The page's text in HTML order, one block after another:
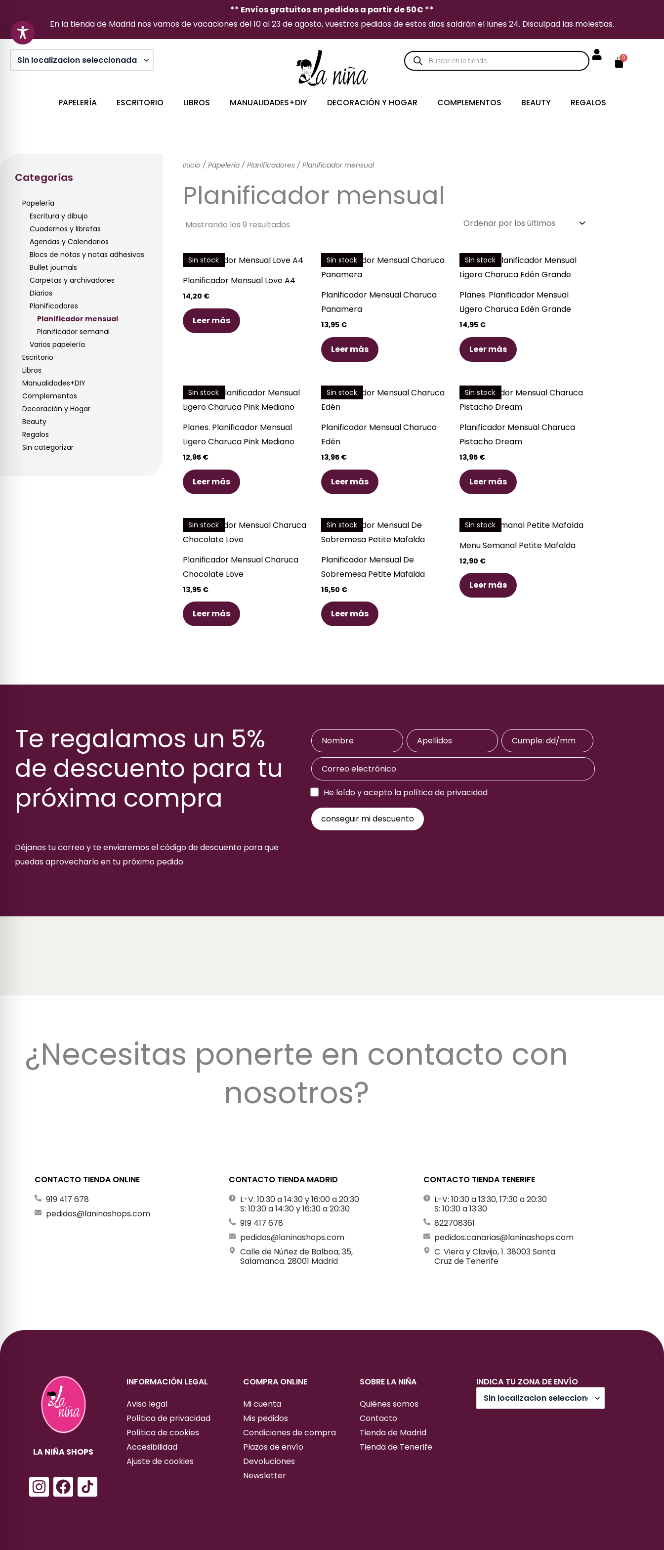
contenido
** Envíos gratuitos en pedidos a partir de 50€ **
En la tienda de Madrid nos vamos de vacaciones del 10 al 23 de agosto, vuestros pedidos de estos días saldrán el lunes 24. Disculpad las molestias.
Búsqueda
de
productos
0
Carrito
PAPELERÍA ESCRITORIO LIBROS MANUALIDADES+DIY DECORACIÓN Y HOGAR COMPLEMENTOS BEAUTY REGALOS
Categorías
Papelería
Escritura y dibujo
Cuadernos y libretas
Agendas y Calendarios
Blocs de notas y notas adhesivas
Bullet journals
Carpetas y archivadores
Diarios
Planificadores
Planificador mensual
Planificador semanal
Varios papelería
Escritorio
Libros
Manualidades+DIY
Complementos
Decoración y Hogar
Beauty
Regalos
Sin categorizar
Inicio / Papelería / Planificadores / Planificador mensual
Planificador mensual
Mostrando los 9 resultados
Sin stock
Planificador Mensual Love A4
14,20 €
Leer más
Sin stock
Planificador Mensual Charuca
Panamera
13,95 €
Leer más
Sin stock
Planes. Planificador Mensual
Ligero Charuca Edén Grande
14,95 €
Leer más
Sin stock
Planes. Planificador Mensual
Ligero Charuca Pink Mediano
12,95 €
Leer más
Sin stock
Planificador Mensual Charuca
Edén
13,95 €
Leer más
Sin stock
Planificador Mensual Charuca
Pistacho Dream
13,95 €
Leer más
Sin stock
Planificador Mensual Charuca
Chocolate Love
13,95 €
Leer más
Sin stock
Planificador Mensual De
Sobremesa Petite Mafalda
16,50 €
Leer más
Sin stock
Menu Semanal Petite Mafalda
12,90 €
Leer más
Te regalamos un 5%
de descuento para tu
próxima compra
Déjanos tu correo y te enviaremos el código de descuento para que
puedas aprovecharlo en tu próximo pedido.
He leído y acepto la política de privacidad
¿Necesitas ponerte en contacto con
nosotros?
CONTACTO TIENDA ONLINE
919 417 678
pedidos@laninashops.com
CONTACTO TIENDA MADRID
L-V: 10:30 a 14:30 y 16:00 a 20:30
S: 10:30 a 14:30 y 16:30 a 20:30
919 417 678
pedidos@laninashops.com
Calle de Núñez de Balboa, 35,
Salamanca. 28001 Madrid
CONTACTO TIENDA TENERIFE
L-V: 10:30 a 13:30, 17:30 a 20:30
S: 10:30 a 13:30
822708361
pedidos.canarias@laninashops.com
C. Viera y Clavijo, 1. 38003 Santa
Cruz de Tenerife
LA NIÑA SHOPS
I
n
F
a
INFORMACIÓN LEGAL
Aviso legal
Política de privacidad
Política de cookies
Accesibilidad
Ajuste de cookies
COMPRA ONLINE
Mi cuenta
Mis pedidos
Condiciones de compra
Plazos de envío
Devoluciones
Newsletter
SOBRE LA NIÑA
Quiénes somos
Contacto
Tienda de Madrid
Tienda de Tenerife
INDICA TU ZONA DE ENVÍO